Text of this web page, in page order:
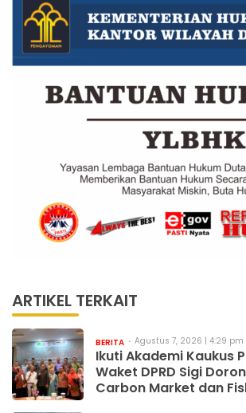
ARTIKEL TERKAIT
BERITA Agustus 7, 2026 | 4:29 pm
Ikuti Akademi Kaukus
Waket DPRD Sigi
Carbon Market dan